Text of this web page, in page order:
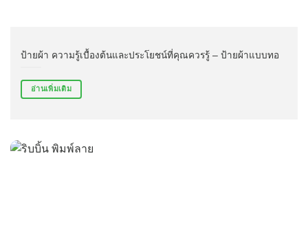
ป้ายผ้า ความรู้เบื้องต้นและประโยชน์ที่คุณควรรู้ – ป้ายผ้าแบบทอ
อ่านเพิ่มเติม